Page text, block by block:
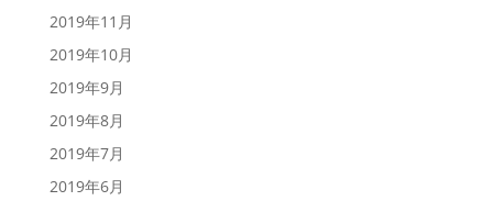
2019年11月
2019年10月
2019年9月
2019年8月
2019年7月
2019年6月